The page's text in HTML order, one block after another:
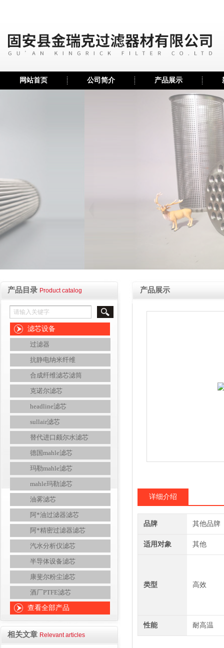
网站首页 公司简介 产品展示
产品目录 Product catalog
滤芯设备
过滤器
抗静电纳米纤维
合成纤维滤芯滤筒
克诺尔滤芯
headline滤芯
sullair滤芯
替代进口颇尔水滤芯
德国mahle滤芯
玛勒mahle滤芯
mahle玛勒滤芯
油雾滤芯
阿*油过滤器滤芯
阿*精密过滤器滤芯
汽水分析仪滤芯
半导体设备滤芯
康斐尔粉尘滤芯
酒厂PTFE滤芯
查看全部产品
相关文章 Relevant articles
产品展示
详细介绍
品牌 其他品牌
适用对象 其他
类型 高效
性能 耐高温